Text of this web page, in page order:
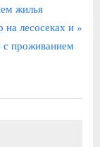
жилья
лесосеках и
с проживанием